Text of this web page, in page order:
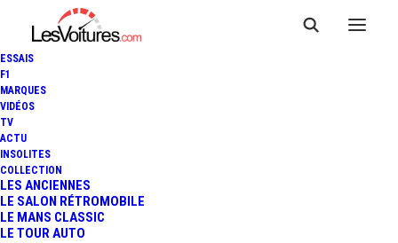
ESSAIS
F1
MARQUES
VIDÉOS
TV
ACTU
INSOLITES
COLLECTION
LES ANCIENNES
LE SALON RÉTROMOBILE
LE MANS CLASSIC
LE TOUR AUTO
TOYOTA GR SUPRA : BIENTÔT
DISPONIBLE AVEC UNE BOÎTE